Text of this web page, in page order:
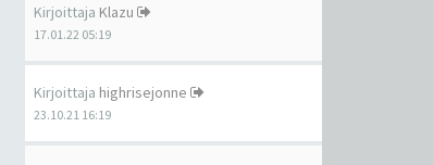
Kirjoittaja Klazu
17.01.22 05:19
Kirjoittaja highrisejonne
23.10.21 16:19